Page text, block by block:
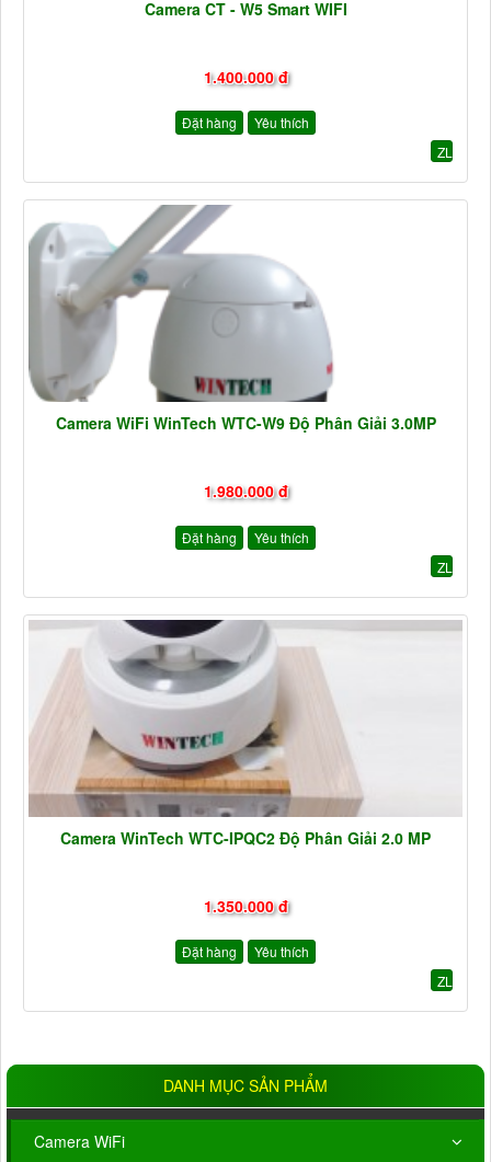
Camera CT - W5 Smart WIFI
1.400.000 đ
Đặt hàng
Yêu thích
ZL
Camera WiFi WinTech WTC-W9 Độ Phân Giải 3.0MP
1.980.000 đ
Đặt hàng
Yêu thích
ZL
Camera WinTech WTC-IPQC2 Độ Phân Giải 2.0 MP
1.350.000 đ
Đặt hàng
Yêu thích
ZL
DANH MỤC SẢN PHẨM
Camera WiFi